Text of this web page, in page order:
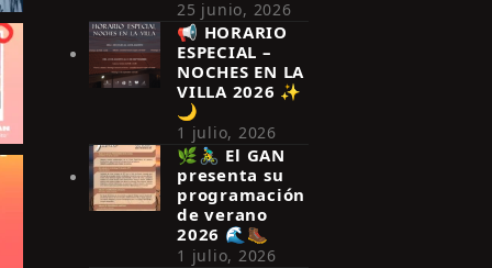
25 junio, 2026
📢 HORARIO
ESPECIAL –
NOCHES EN LA
VILLA 2026 ✨
🌙
1 julio, 2026
🌿🚴‍♂️ El GAN
presenta su
programación
de verano
2026 🌊🥾
1 julio, 2026